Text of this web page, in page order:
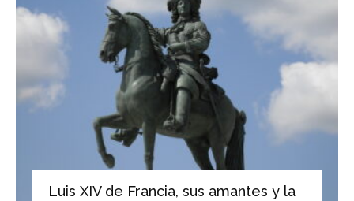
Luis XIV de Francia, sus amantes y la